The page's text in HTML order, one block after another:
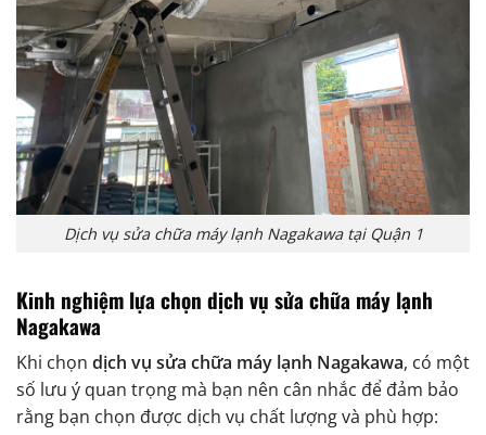
Dịch vụ sửa chữa máy lạnh Nagakawa tại Quận 1
Kinh nghiệm lựa chọn dịch vụ sửa chữa máy lạnh
Nagakawa
Khi chọn dịch vụ sửa chữa máy lạnh Nagakawa, có một
số lưu ý quan trọng mà bạn nên cân nhắc để đảm bảo
rằng bạn chọn được dịch vụ chất lượng và phù hợp: